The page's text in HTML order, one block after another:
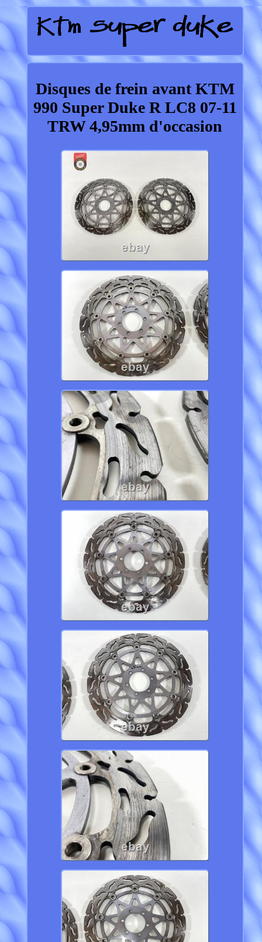
Disques de frein avant KTM
990 Super Duke R LC8 07-11
TRW 4,95mm d'occasion